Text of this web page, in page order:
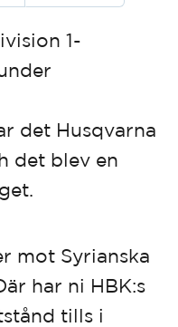
1-
det Husqvarna
det blev en
mot Syrianska
har ni HBK:s
tills i